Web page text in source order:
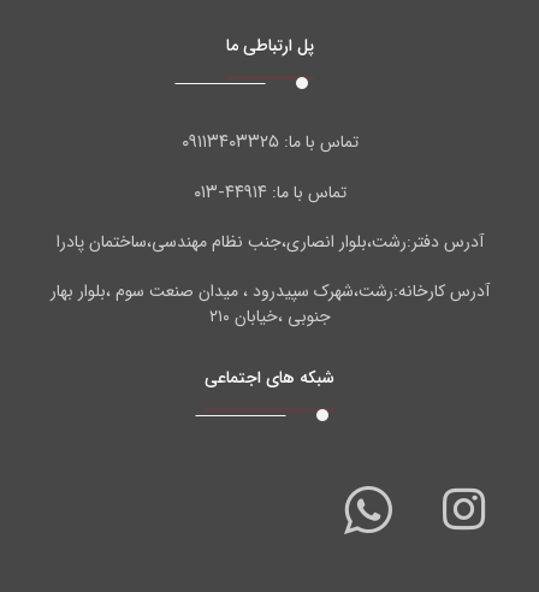
پل ارتباطی ما
تماس با ما:۰۹۱۱۳۴۰۳۳۲۵
تماس با ما: ۴۴۹۱۴-۰۱۳
آدرس دفتر:رشت،بلوار انصاری،جنب نظام مهندسی،ساختمان پادرا
آدرس کارخانه:رشت،شهرک سپیدرود ، میدان صنعت سوم ،بلوار بهار
جنوبی ،خیابان ۲۱۰
شبکه های اجتماعی